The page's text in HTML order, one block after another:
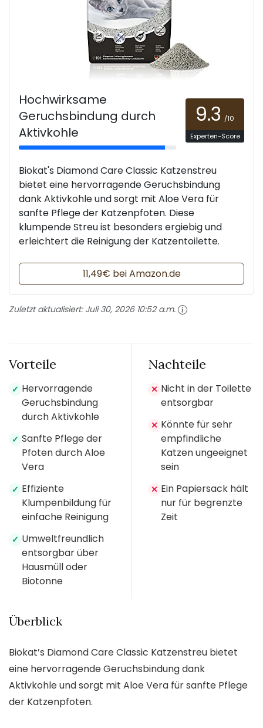
Hochwirksame
Geruchsbindung durch
Aktivkohle
9.3 /10
Experten-Score
Biokat's Diamond Care Classic Katzenstreu
bietet eine hervorragende Geruchsbindung
dank Aktivkohle und sorgt mit Aloe Vera für
sanfte Pflege der Katzenpfoten. Diese
klumpende Streu ist besonders ergiebig und
erleichtert die Reinigung der Katzentoilette.
11,49€ bei Amazon.de
Zuletzt aktualisiert: Juli 30, 2026 10:52 a.m.
Vorteile
✓ Hervorragende
Geruchsbindung
durch Aktivkohle
✓ Sanfte Pflege der
Pfoten durch Aloe
Vera
✓ Effiziente
Klumpenbildung für
einfache Reinigung
✓ Umweltfreundlich
entsorgbar über
Hausmüll oder
Biotonne
Nachteile
✕ Nicht in der Toilette
entsorgbar
✕ Könnte für sehr
empfindliche
Katzen ungeeignet
sein
✕ Ein Papiersack hält
nur für begrenzte
Zeit
Überblick
Biokat’s Diamond Care Classic Katzenstreu bietet
eine hervorragende Geruchsbindung dank
Aktivkohle und sorgt mit Aloe Vera für sanfte Pflege
der Katzenpfoten.